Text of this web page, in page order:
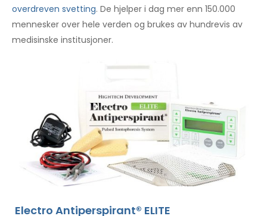
overdreven svetting. De hjelper i dag mer enn 150.000
mennesker over hele verden og brukes av hundrevis av
medisinske institusjoner.
Electro Antiperspirant® ELITE